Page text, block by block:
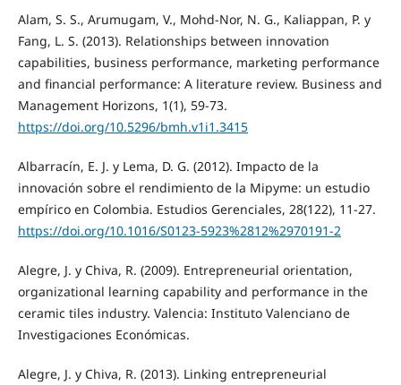
Alam, S. S., Arumugam, V., Mohd-Nor, N. G., Kaliappan, P. y
Fang, L. S. (2013). Relationships between innovation
capabilities, business performance, marketing performance
and financial performance: A literature review. Business and
Management Horizons, 1(1), 59-73.
https://doi.org/10.5296/bmh.v1i1.3415
Albarracín, E. J. y Lema, D. G. (2012). Impacto de la
innovación sobre el rendimiento de la Mipyme: un estudio
empírico en Colombia. Estudios Gerenciales, 28(122), 11-27.
https://doi.org/10.1016/S0123-5923%2812%2970191-2
Alegre, J. y Chiva, R. (2009). Entrepreneurial orientation,
organizational learning capability and performance in the
ceramic tiles industry. Valencia: Instituto Valenciano de
Investigaciones Económicas.
Alegre, J. y Chiva, R. (2013). Linking entrepreneurial